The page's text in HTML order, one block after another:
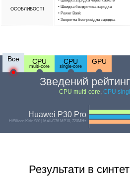
ОСОБЛИВОСТІ
• Швидка бездротова зарядка
• Power Bank
• Зворотна беспровідна зарядка
Все CPU
multi-core
CPU
single-core
GPU
Зведений
CPU multi-core, CPU
Huawei P30 Pro
HiSilicon Kirin 980 | Mali-G76 MP10, 720MHz
Результати в